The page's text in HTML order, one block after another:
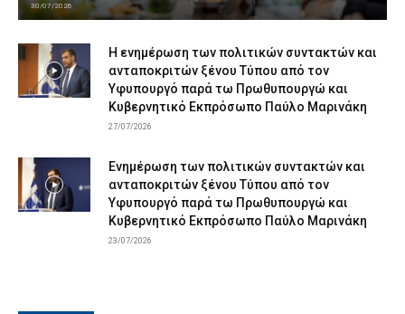
30/07/2026
Η ενημέρωση των πολιτικών συντακτών και
ανταποκριτών ξένου Τύπου από τον
Υφυπουργό παρά τω Πρωθυπουργώ και
Κυβερνητικό Εκπρόσωπο Παύλο Μαρινάκη
27/07/2026
Ενημέρωση των πολιτικών συντακτών και
ανταποκριτών ξένου Τύπου από τον
Υφυπουργό παρά τω Πρωθυπουργώ και
Κυβερνητικό Εκπρόσωπο Παύλο Μαρινάκη
23/07/2026